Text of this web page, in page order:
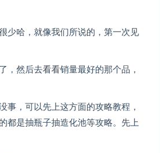
少哈，就像我们所说的，第一次见
，然后去看看销量最好的那个品，
事，可以先上这方面的攻略教程，
都是抽瓶子抽造化池等攻略。先上